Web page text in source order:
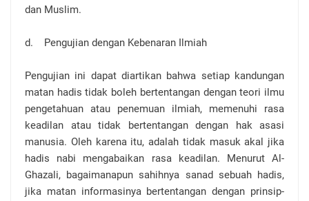
dan Muslim.
d. Pengujian dengan Kebenaran Ilmiah
Pengujian ini dapat diartikan bahwa setiap kandungan
matan hadis tidak boleh bertentangan dengan teori ilmu
pengetahuan atau penemuan ilmiah, memenuhi rasa
keadilan atau tidak bertentangan dengan hak asasi
manusia. Oleh karena itu, adalah tidak masuk akal jika
hadis nabi mengabaikan rasa keadilan. Menurut Al-
Ghazali, bagaimanapun sahihnya sanad sebuah hadis,
jika matan informasinya bertentangan dengan prinsip-